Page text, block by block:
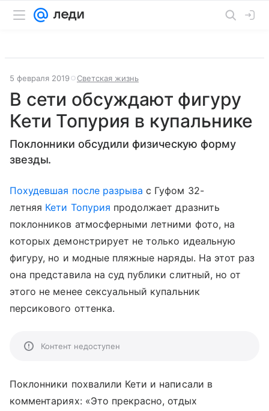
5 февраля 2019 Светская жизнь
В сети обсуждают фигуру
Кети Топурия в купальнике
Поклонники обсудили физическую форму
звезды.
Похудевшая после разрыва с Гуфом 32-
летняя Кети Топурия продолжает дразнить
поклонников атмосферными летними фото, на
которых демонстрирует не только идеальную
фигуру, но и модные пляжные наряды. На этот раз
она представила на суд публики слитный, но от
этого не менее сексуальный купальник
персикового оттенка.
Контент недоступен
Поклонники похвалили Кети и написали в
комментариях: «Это прекрасно, отдых